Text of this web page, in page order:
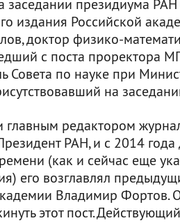
заседании президиума
издания Российской
доктор физико-
с поста проректора
Совета по науке при
на
главным редактором
РАН, и с 2014 года
(как и сейчас еще
его возглавлял
Владимир Фортов.
этот пост. Действующий